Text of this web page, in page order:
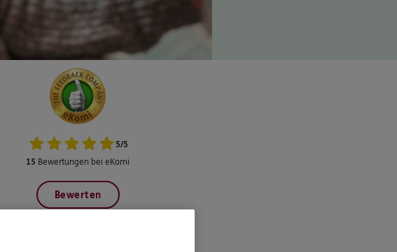
5/5
15 Bewertungen bei eKomi
Bewerten